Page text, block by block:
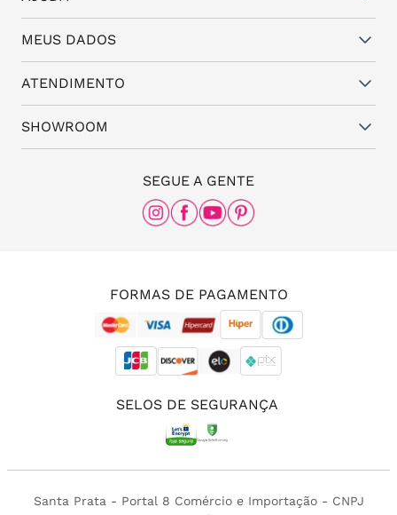
Vantagens
Política de Trocas e Garantia
Política de Privacidade
Assistência Técnica
Dúvidas frequentes
Fale conosco
MEUS DADOS
Cadastro
Minha conta
Meus pedidos
ATENDIMENTO
(11) 94824-6508
(11) 3087-8168
SHOWROOM
Rua Frei Caneca, nº 558 - 11º andar, Consolação,
São Paulo - SP, 01307-000
SEGUE A GENTE
FORMAS DE PAGAMENTO
SELOS DE SEGURANÇA
Santa Prata - Portal 8 Comércio e Importação - CNPJ